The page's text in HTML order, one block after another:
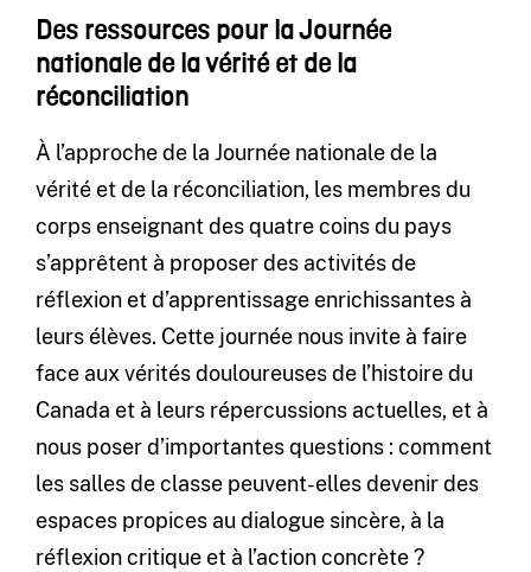
Des ressources pour la Journée
nationale de la vérité et de la
réconciliation
À l’approche de la Journée nationale de la
vérité et de la réconciliation, les membres du
corps enseignant des quatre coins du pays
s’apprêtent à proposer des activités de
réflexion et d’apprentissage enrichissantes à
leurs élèves. Cette journée nous invite à faire
face aux vérités douloureuses de l’histoire du
Canada et à leurs répercussions actuelles, et à
nous poser d’importantes questions : comment
les salles de classe peuvent-elles devenir des
espaces propices au dialogue sincère, à la
réflexion critique et à l’action concrète ?